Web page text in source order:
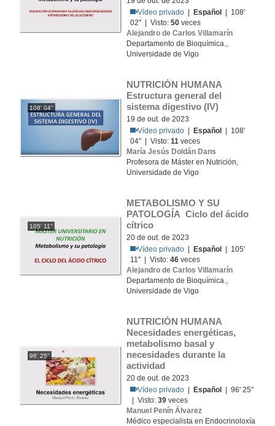
Vídeo privado
Español
| 108'
02'' | Visto:50 veces
Alejandro de Carlos Villamarín
Departamento de Bioquímica.,
Universidade de Vigo
108' 04''
NUTRICIÓN HUMANA
Estructura general del
sistema digestivo (IV)
19 de out. de 2023
Vídeo privado
Español
| 108'
04'' | Visto:11 veces
María Jesús Doldán Dans
Profesora de Máster en Nutrición,
Universidade de Vigo
105' 11''
METABOLISMO Y SU
PATOLOGÍA Ciclo del ácido
cítrico
20 de out. de 2023
Vídeo privado
Español
| 105'
11'' | Visto:46 veces
Alejandro de Carlos Villamarín
Departamento de Bioquímica.,
Universidade de Vigo
96' 25''
NUTRICIÓN HUMANA
Necesidades energéticas,
metabolismo basal y
necesidades durante la
actividad
20 de out. de 2023
Vídeo privado
Español
| 96' 25''
| Visto:39 veces
Manuel Penín Álvarez
Médico especialista en Endocrinoloxía